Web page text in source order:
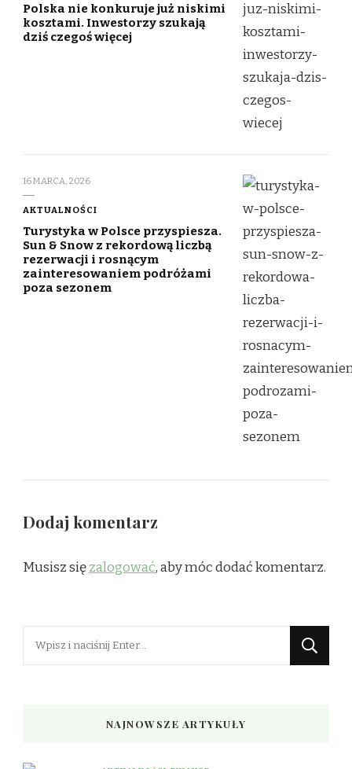
Polska nie konkuruje już niskimi
kosztami. Inwestorzy szukają
dziś czegoś więcej
16 MARCA, 2026
AKTUALNOŚCI
Turystyka w Polsce przyspiesza.
Sun & Snow z rekordową liczbą
rezerwacji i rosnącym
zainteresowaniem podróżami
poza sezonem
Dodaj komentarz
Musisz sięzalogować, aby móc dodać komentarz.
NAJNOWSZE ARTYKUŁY